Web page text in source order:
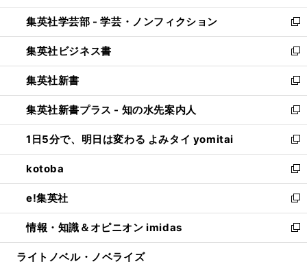
開
く
ウ
で
開
く
ン
ド
ウ
で
開
く
ウ
ィ
ン
ド
ウ
で
開
く
集英社学芸部 - 学芸・ノンフィクション
新
し
い
ウ
ィ
ン
ド
ウ
で
開
く
集英社ビジネス書
新
し
い
ウ
ィ
ン
ド
ウ
で
開
く
集英社新書
新
し
い
ウ
ィ
ン
ド
ウ
で
開
く
集英社新書プラス - 知の水先案内人
新
し
い
ウ
ィ
ン
ド
ウ
で
開
1日5分で、明日は変わる よみタイ yomitai
新
し
い
ウ
ィ
ン
ド
ウ
kotoba
新
し
い
ウ
ィ
ン
e!集英社
新
し
い
ウ
情報・知識＆オピニオン imidas
新
し
ライトノベル・ノベライズ